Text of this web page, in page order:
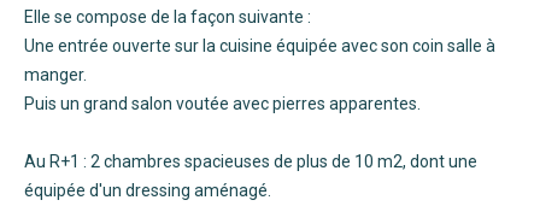
Elle se compose de la façon suivante :
Une entrée ouverte sur la cuisine équipée avec son coin salle à
manger.
Puis un grand salon voutée avec pierres apparentes.
Au R+1 : 2 chambres spacieuses de plus de 10 m2, dont une
équipée d'un dressing aménagé.